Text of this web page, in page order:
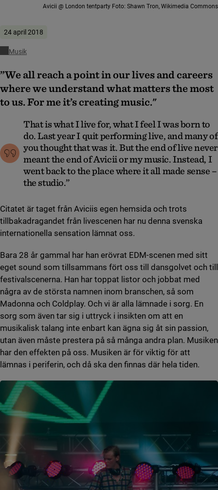
Avicii @ London tentparty Foto: Shawn Tron, Wikimedia Commons
24 april 2018
Musik
”We all reach a point in our lives and careers
where we understand what matters the most
to us. For me it’s creating music."
That is what I live for, what I feel I was born to
do. Last year I quit performing live, and many of
you thought that was it. But the end of live never
meant the end of Avicii or my music. Instead, I
went back to the place where it all made sense –
the studio.”
Citatet är taget från Aviciis egen hemsida och trots
tillbakadragandet från livescenen har nu denna svenska
internationella sensation lämnat oss.
Bara 28 år gammal har han erövrat EDM-scenen med sitt
eget sound som tillsammans fört oss till dansgolvet och till
festivalscenerna. Han har toppat listor och jobbat med
några av de största namnen inom branschen, så som
Madonna och Coldplay. Och vi är alla lämnade i sorg. En
sorg som även tar sig i uttryck i insikten om att en
musikalisk talang inte enbart kan ägna sig åt sin passion,
utan även måste prestera på så många andra plan. Musiken
har den effekten på oss. Musiken är för viktig för att
lämnas i periferin, och då ska den finnas där hela tiden.